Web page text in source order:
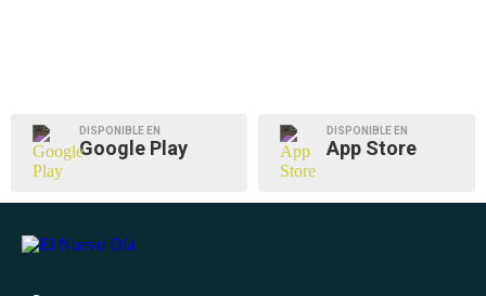
DISPONIBLE EN
Google Play
DISPONIBLE EN
App Store